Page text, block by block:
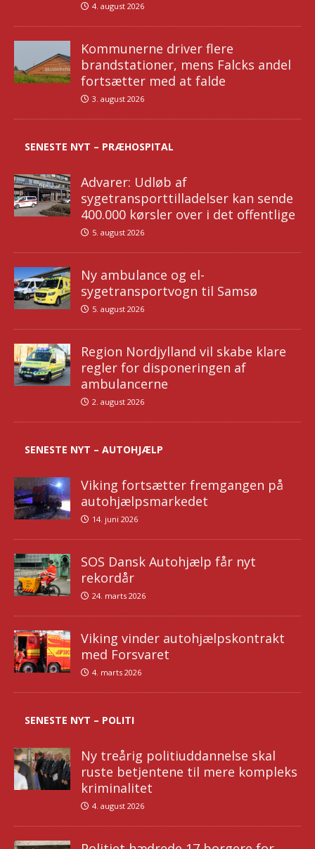
4. august 2026
Kommunerne driver flere
brandstationer, mens Falcks andel
fortsætter med at falde
3. august 2026
SENESTE NYT – PRÆHOSPITAL
Advarer: Udløb af
sygetransporttilladelser kan sende
400.000 kørsler over i det offentlige
5. august 2026
Ny ambulance og el-
sygetransportvogn til Samsø
5. august 2026
Region Nordjylland vil skabe klare
regler for disponeringen af
ambulancerne
2. august 2026
SENESTE NYT – AUTOHJÆLP
Viking fortsætter fremgangen på
autohjælpsmarkedet
14. juni 2026
SOS Dansk Autohjælp får nyt
rekordår
24. marts 2026
Viking vinder autohjælpskontrakt
med Forsvaret
4. marts 2026
SENESTE NYT – POLITI
Ny treårig politiuddannelse skal
ruste betjentene til mere kompleks
kriminalitet
4. august 2026